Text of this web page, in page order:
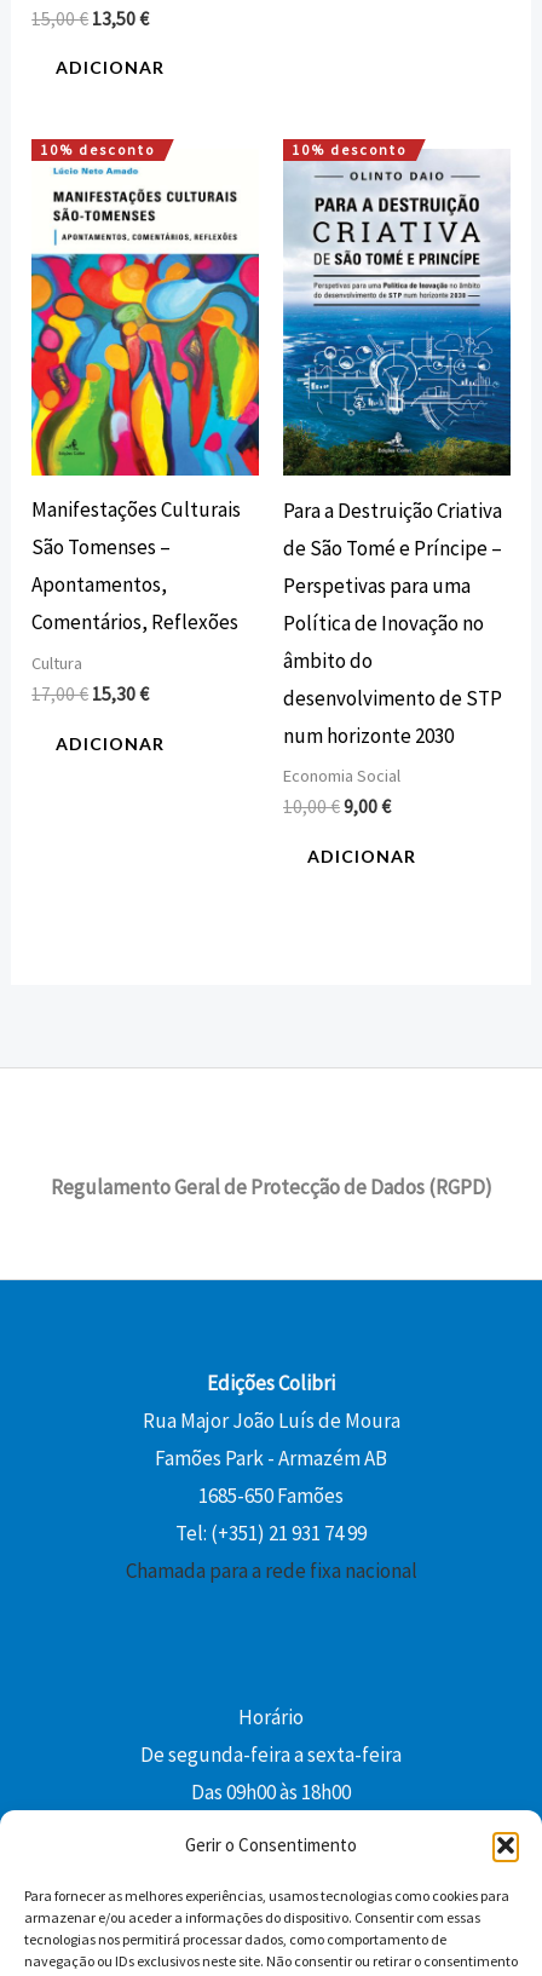
Gerir o Consentimento
Para fornecer as melhores experiências, usamos tecnologias como cookies para
armazenar e/ou aceder a informações do dispositivo. Consentir com essas
tecnologias nos permitirá processar dados, como comportamento de
navegação ou IDs exclusivos neste site. Não consentir ou retirar o consentimento
15,00€ 13,50€
ADICIONAR
10% desconto
Manifestações Culturais
São Tomenses –
Apontamentos,
Comentários, Reflexões
Cultura
17,00€
O
preço
original
era:
17,00 €.
15,30€
O
atual
é:
15,30 €.
ADICIONAR
10% desconto
Para a Destruição Criativa
de São Tomé e Príncipe –
Perspetivas para uma
Política de Inovação no
âmbito do
desenvolvimento de STP
num horizonte 2030
Economia Social
10,00€
O
preço
original
era:
10,00 €.
9,00€
O
preço
atual
é:
9,00 €.
ADICIONAR
Regulamento Geral de Protecção de Dados (RGPD)
Edições Colibri
Rua Major João Luís de Moura
Famões Park - Armazém AB
1685-650 Famões
Tel: (+351) 21 931 74 99
Chamada para a rede fixa nacional
Horário
De segunda-feira a sexta-feira
Das 09h00 às 18h00
Facebook YouTube Instagram
Whatsapp
Condições Gerais de Venda